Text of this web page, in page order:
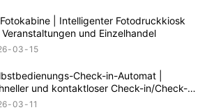
| Intelligenter Fotodruckkiosk
und Einzelhandel
03 15
Check-in-Automat |
und kontaktloser Check-in/Check-
03 11